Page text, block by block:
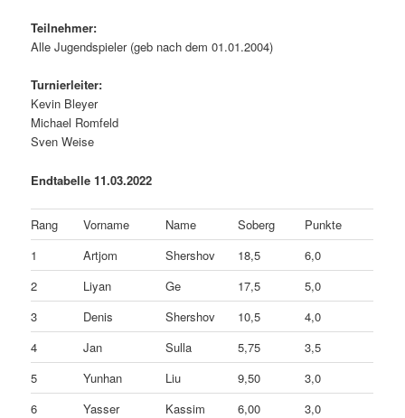
Teilnehmer:
Alle Jugendspieler (geb nach dem 01.01.2004)
Turnierleiter:
Kevin Bleyer
Michael Romfeld
Sven Weise
Endtabelle 11.03.2022
Rang Vorname Name Soberg
Punkte
1
Artjom Shershov 18,5
6,0
2
Liyan Ge 17,5
5,0
3
Denis Shershov 10,5
4,0
4
Jan Sulla 5,75
3,5
5
Yunhan Liu 9,50
3,0
6
Yasser Kassim 6,00
3,0